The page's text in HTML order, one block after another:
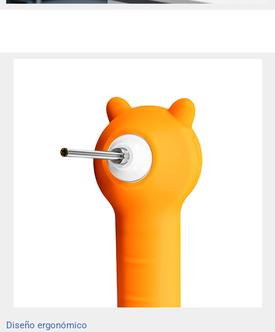
Diseño ergonómico